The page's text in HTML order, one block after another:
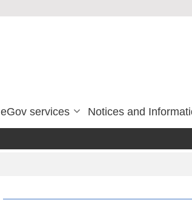
eGov services Notices and